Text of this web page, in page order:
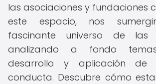
las asociaciones y fundaciones
este espacio, nos
fascinante universo de las
analizando a fondo
desarrollo y aplicación de
conducta. Descubre cómo